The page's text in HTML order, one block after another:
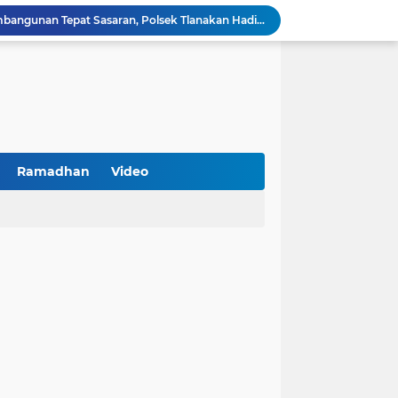
BPS Sampang: UMKM dan Usaha Besar Wajib Terdata di Sensus Ekonomi 2026, Kunci Kebijakan Tepat Sasaran
Turnamen PKDI Cup II 2026 Berhadiah Total Rp 500 Juta Dibuka di Jombang, Ketua PKDI Jatim Syaifullah Mahdi: Ajang Silaturrahmi dan Media Komunikasi Antar-Kades untuk Memajukan Desa
Antisipasi Balap Liar dan Gangguan Kamtibmas, Polres Pamekasan Amankan 62 Unit Sepeda Motor
Ramadhan Video